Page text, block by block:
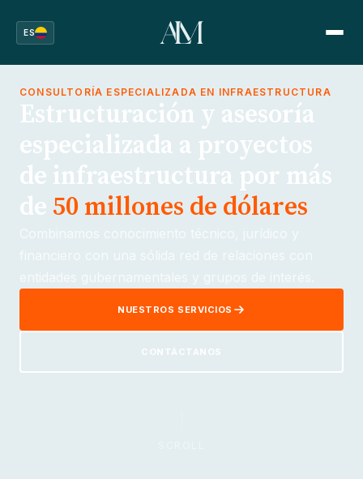
ES
CONSULTORÍA ESPECIALIZADA EN INFRAESTRUCTURA
Estructuración y asesoría
especializada a proyectos
de infraestructura por más
de 50 millones de dólares
NUESTROS SERVICIOS
CONTÁCTANOS